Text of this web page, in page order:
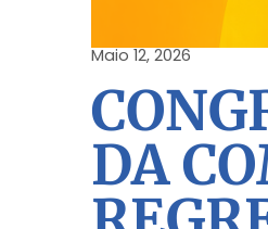
Maio 12, 2026
DA